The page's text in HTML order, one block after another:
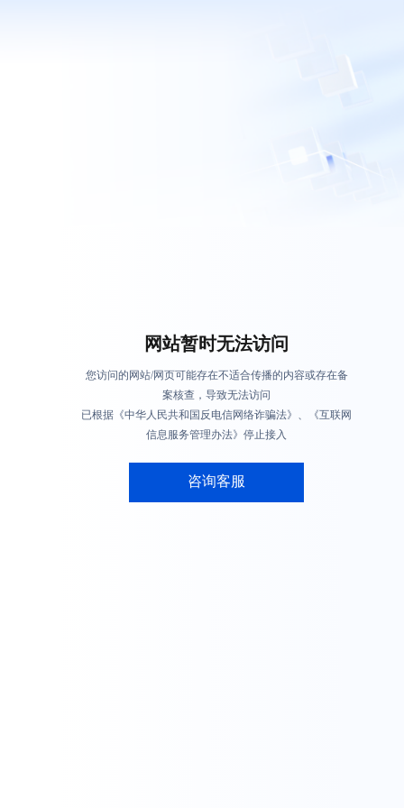
网站暂时无法访问
您访问的网站/网页可能存在不适合传播的内容或存在备
案核查，导致无法访问
已根据《中华人民共和国反电信网络诈骗法》、《互联网
信息服务管理办法》停止接入
咨询客服